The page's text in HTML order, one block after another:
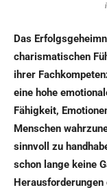
Das
charismatischen
ihrer
eine hohe
Fähigkeit,
Menschen
sinnvoll zu
schon lange keine